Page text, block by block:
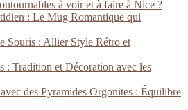
à voir et à faire à Nice ?
: Le Mug Romantique qui
Souris : Allier Style Rétro et
: Tradition et Décoration avec les
des Pyramides Orgonites : Équilibre